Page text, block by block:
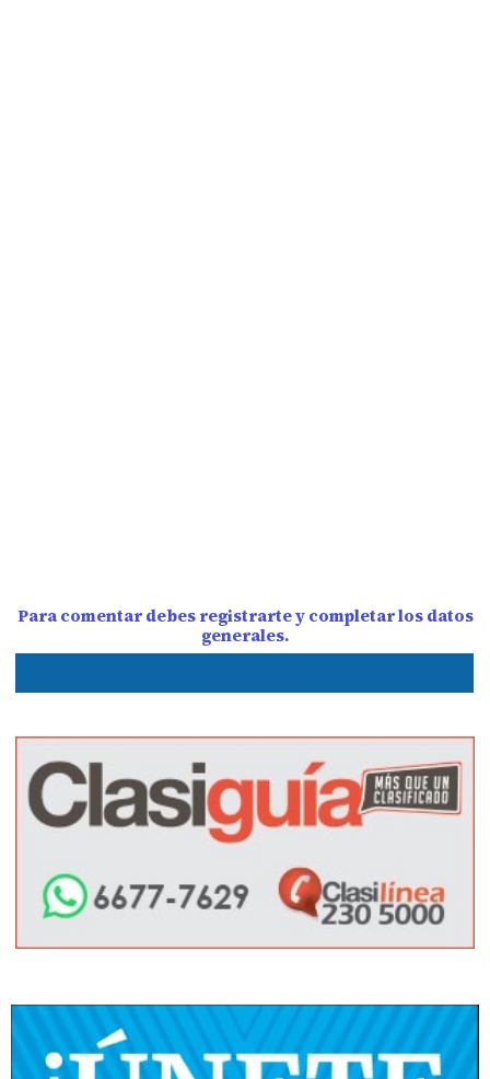
Para comentar debes registrarte y completar los datos
generales.